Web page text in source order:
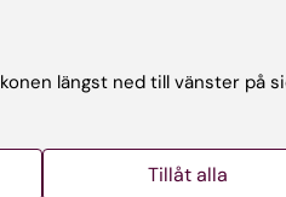
och utbildning
längst ned till vänster på
Tillåt alla